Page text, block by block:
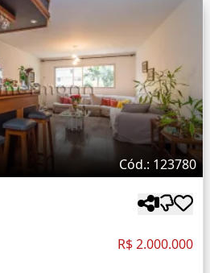
Cód.: 123780
R$ 2.000.000